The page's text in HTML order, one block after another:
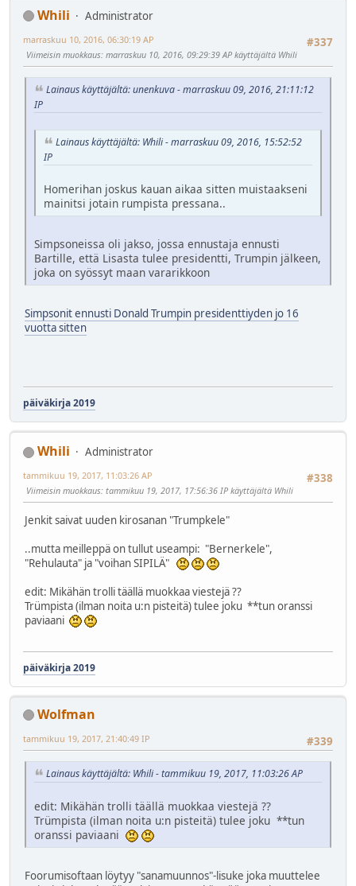
Whili
Administrator
#337
marraskuu 10, 2016, 06:30:19 AP
Viimeisin muokkaus: marraskuu 10, 2016, 09:29:39 AP käyttäjältä Whili
Lainaus käyttäjältä: unenkuva - marraskuu 09, 2016, 21:11:12
IP
Lainaus käyttäjältä: Whili - marraskuu 09, 2016, 15:52:52
IP
Homerihan joskus kauan aikaa sitten muistaakseni
mainitsi jotain rumpista pressana..
Simpsoneissa oli jakso, jossa ennustaja ennusti
Bartille, että Lisasta tulee presidentti, Trumpin jälkeen,
joka on syössyt maan vararikkoon
Simpsonit ennusti Donald Trumpin presidenttiyden jo 16
vuotta sitten
päiväkirja 2019
Whili
Administrator
#338
tammikuu 19, 2017, 11:03:26 AP
Viimeisin muokkaus: tammikuu 19, 2017, 17:56:36 IP käyttäjältä Whili
Jenkit saivat uuden kirosanan "Trumpkele"
..mutta meilleppä on tullut useampi: "Bernerkele",
"Rehulauta" ja "voihan SIPILÄ"
edit: Mikähän trolli täällä muokkaa viestejä ??
Trümpista (ilman noita u:n pisteitä) tulee joku **tun oranssi
paviaani
päiväkirja 2019
Wolfman
#339
tammikuu 19, 2017, 21:40:49 IP
Lainaus käyttäjältä: Whili - tammikuu 19, 2017, 11:03:26 AP
edit: Mikähän trolli täällä muokkaa viestejä ??
Trümpista (ilman noita u:n pisteitä) tulee joku **tun
oranssi paviaani
Foorumisoftaan löytyy "sanamuunnos"-lisuke joka muuttelee